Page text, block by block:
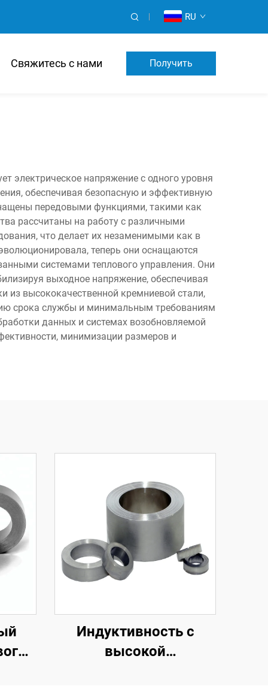
RU
Свяжитесь с нами Получить
электрическое напряжение с одного уровня
обеспечивая безопасную и эффективную
передовыми функциями, такими как
рассчитаны на работу с различными
что делает их незаменимыми как в
теперь они оснащаются
системами теплового управления. Они
выходное напряжение, обеспечивая
высококачественной кремниевой стали,
срока службы и минимальным требованиям
данных и системах возобновляемой
минимизации размеров и
Индуктивность с
высокой